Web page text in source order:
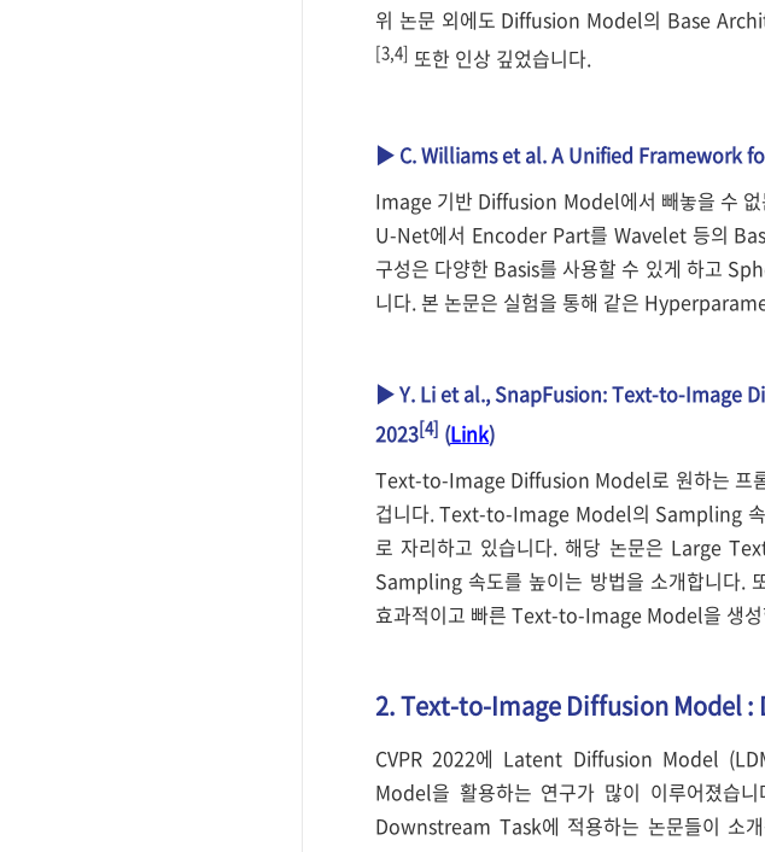
위 논문 외에도 Diffusion Model의 Base
[3,4] 또한 인상 깊었습니다.
▶ C. Williams et al. A Unified Framework
Image 기반 Diffusion Model에서 빼놓을 수
U-Net에서 Encoder Part를 Wavelet 등의
구성은 다양한 Basis를 사용할 수 있게 하고
니다. 본 논문은 실험을 통해 같은
▶ Y. Li et al., SnapFusion: Text-to-Image
2023[4] (Link)
Text-to-Image Diffusion Model로 원하는 프롬
겁니다. Text-to-Image Model의 Sampling 속
로 자리하고 있습니다. 해당 논문은 Large
Sampling 속도를 높이는 방법을 소개합니다.
효과적이고 빠른 Text-to-Image Model을 생성
2. Text-to-Image Diffusion Model :
CVPR 2022에 Latent Diffusion Model
Model을 활용하는 연구가 많이 이루어졌습
Downstream Task에 적용하는 논문들이 소